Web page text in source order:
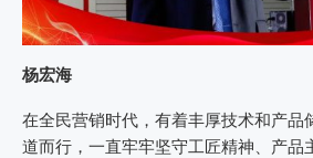
杨宏海
在全民营销时代，有着丰厚技术和产品
道而行，一直牢牢坚守工匠精神、产品